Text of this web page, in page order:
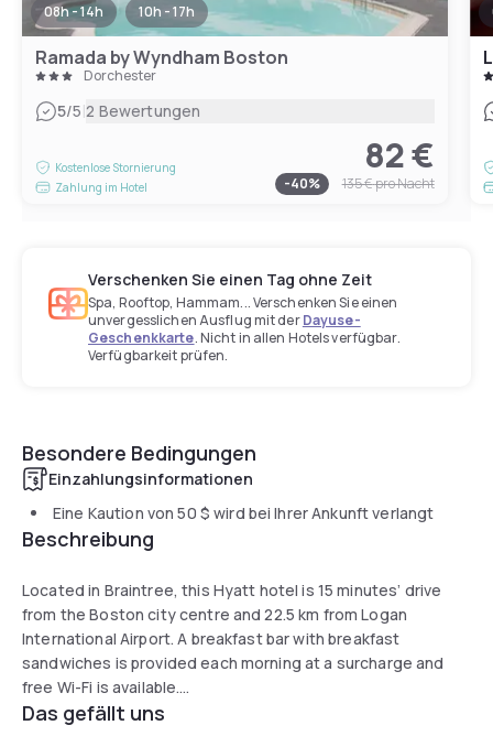
08h - 14h 10h - 17h
Ramada by Wyndham Boston
Dorchester
5/5|2 Bewertungen
Kostenlose Stornierung
Zahlung im Hotel
82 €
-40% 135 €pro Nacht
Verschenken Sie einen Tag ohne Zeit
Spa, Rooftop, Hammam... Verschenken Sie einen
unvergesslichen Ausflug mit derDayuse-
Geschenkkarte. Nicht in allen Hotels verfügbar.
Verfügbarkeit prüfen.
Besondere Bedingungen
Einzahlungsinformationen
Eine Kaution von50 $ wird bei Ihrer Ankunft verlangt
Beschreibung
Located in Braintree, this Hyatt hotel is 15 minutes’ drive
from the Boston city centre and 22.5 km from Logan
International Airport. A breakfast bar with breakfast
sandwiches is provided each morning at a surcharge and
free Wi-Fi is available.
Das gefällt uns